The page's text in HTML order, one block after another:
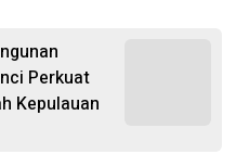
Perkuat
Kepulauan